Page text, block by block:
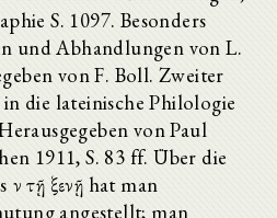
S. 1097. Besonders
und Abhandlungen von L.
von F. Boll. Zweiter
die lateinische Philologie
von Paul
1911, S. 83 ff. Über die
τῇ ξενῇ hat man
angestellt; man